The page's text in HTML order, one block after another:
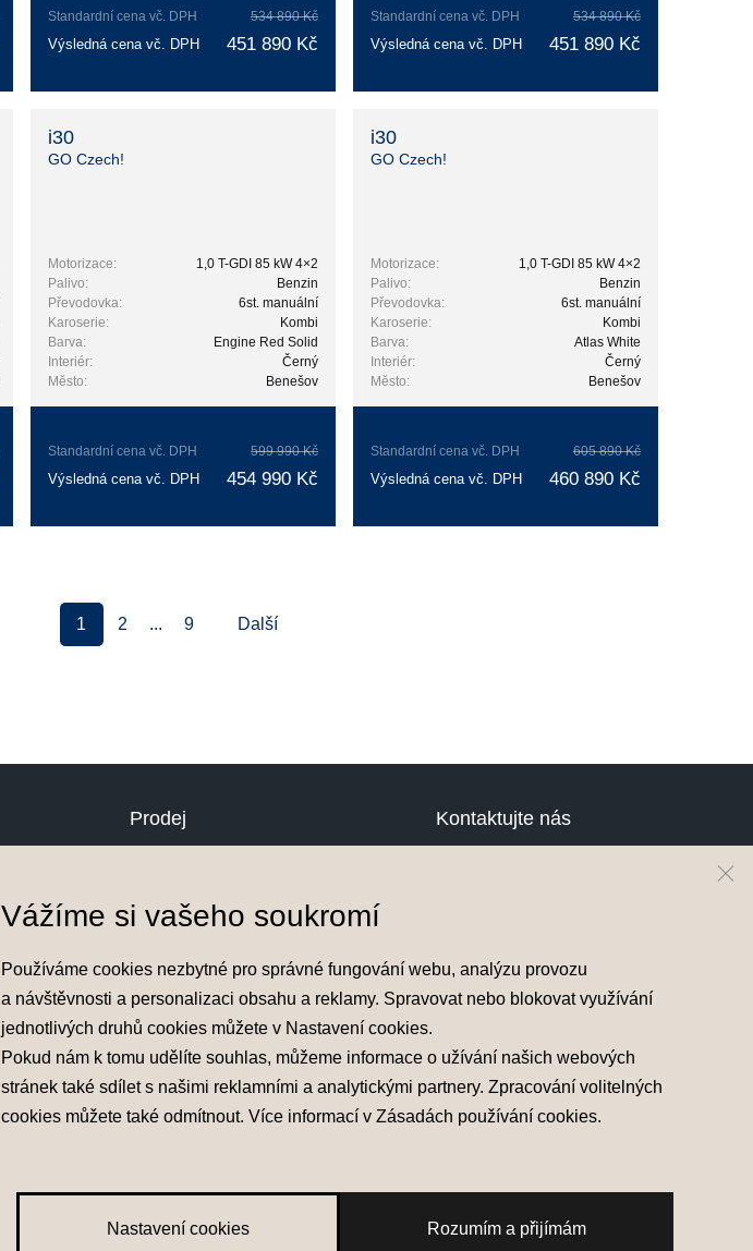
Standardní cena vč. DPH 534 890 Kč
Výsledná cena vč. DPH 451 890 Kč
Standardní cena vč. DPH 534 890 Kč
Výsledná cena vč. DPH 451 890 Kč
i30
GO Czech!
Motorizace:
1,0 T-GDI 85 kW 4×2
Palivo:
Benzin
Převodovka:
6st. manuální
Karoserie:
Kombi
Barva:
Engine Red Solid
Interiér:
Černý
Město:
Benešov
Standardní cena vč. DPH 599 990 Kč
Výsledná cena vč. DPH 454 990 Kč
i30
GO Czech!
Motorizace:
1,0 T-GDI 85 kW 4×2
Palivo:
Benzin
Převodovka:
6st. manuální
Karoserie:
Kombi
Barva:
Atlas White
Interiér:
Černý
Město:
Benešov
Standardní cena vč. DPH 605 890 Kč
Výsledná cena vč. DPH 460 890 Kč
1 2 ... 9 Další
Prodej
Ojeté vozy
Akční nabídky
Konfigurátor
Konfigurátor
Kontaktujte nás
O nás
Vážíme si vašeho soukromí
Používáme cookies nezbytné pro správné fungování webu, analýzu provozu
a návštěvnosti a personalizaci obsahu a reklamy. Spravovat nebo blokovat využívání
jednotlivých druhů cookies můžete v Nastavení cookies.
Pokud nám k tomu udělíte souhlas, můžeme informace o užívání našich webových
stránek také sdílet s našimi reklamními a analytickými partnery. Zpracování volitelných
cookies můžete také odmítnout. Více informací v Zásadách používání cookies.
Nastavení cookies Rozumím a přijímám